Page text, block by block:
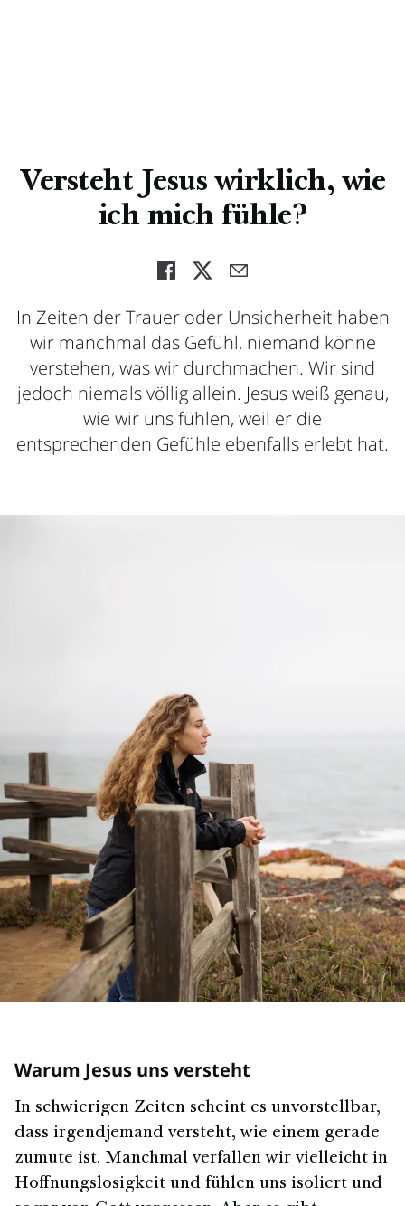
Versteht Jesus wirklich, wie
ich mich fühle?
In Zeiten der Trauer oder Unsicherheit haben
wir manchmal das Gefühl, niemand könne
verstehen, was wir durchmachen. Wir sind
jedoch niemals völlig allein. Jesus weiß genau,
wie wir uns fühlen, weil er die
entsprechenden Gefühle ebenfalls erlebt hat.
Warum Jesus uns versteht
In schwierigen Zeiten scheint es unvorstellbar,
dass irgendjemand versteht, wie einem gerade
zumute ist. Manchmal verfallen wir vielleicht in
Hoffnungslosigkeit und fühlen uns isoliert und